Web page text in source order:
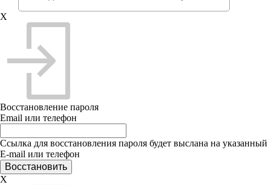
X
Восстановление пароля
Email или телефон
Ссылка для восстановления пароля будет выслана на указанный
E-mail или телефон
X